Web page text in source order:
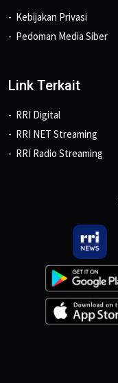
Kebijakan Privasi
Pedoman Media Siber
Link Terkait
RRI Digital
RRI NET Streaming
RRI Radio Streaming